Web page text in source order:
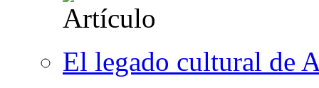
El legado cultural de